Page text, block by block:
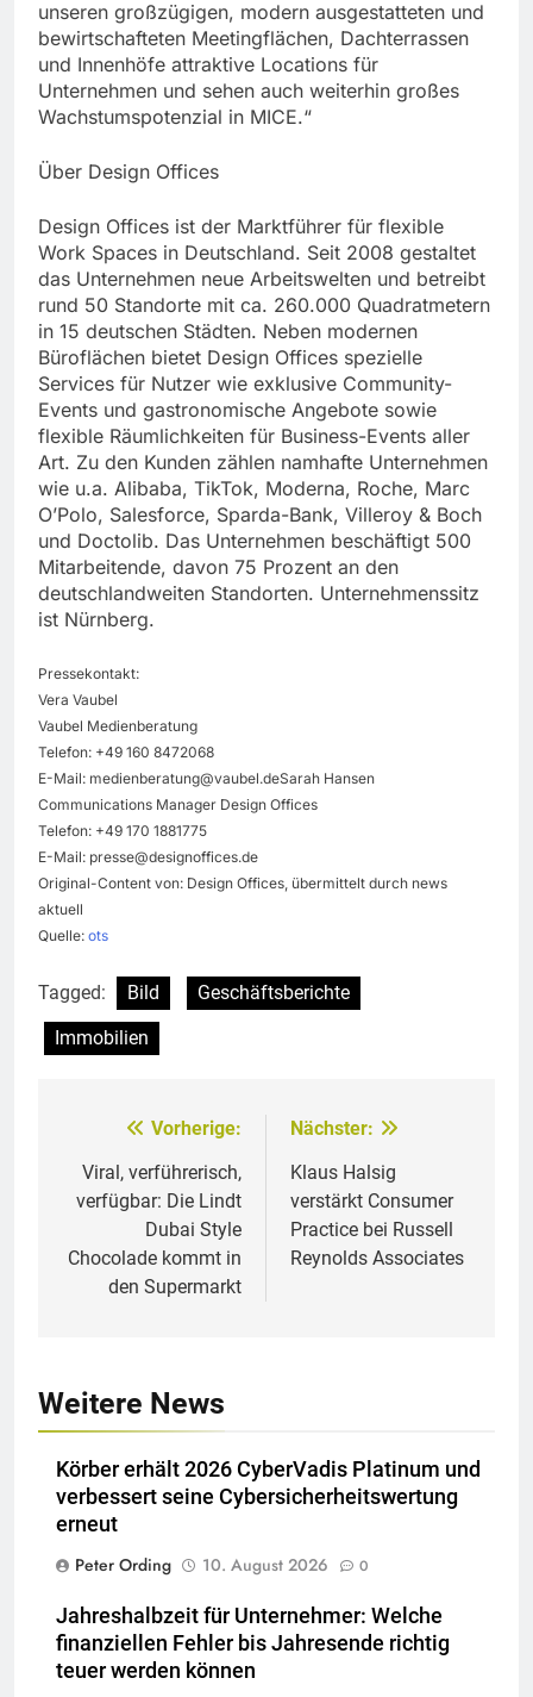
unseren großzügigen, modern ausgestatteten und
bewirtschafteten Meetingflächen, Dachterrassen
und Innenhöfe attraktive Locations für
Unternehmen und sehen auch weiterhin großes
Wachstumspotenzial in MICE.“
Über Design Offices
Design Offices ist der Marktführer für flexible
Work Spaces in Deutschland. Seit 2008 gestaltet
das Unternehmen neue Arbeitswelten und betreibt
rund 50 Standorte mit ca. 260.000 Quadratmetern
in 15 deutschen Städten. Neben modernen
Büroflächen bietet Design Offices spezielle
Services für Nutzer wie exklusive Community-
Events und gastronomische Angebote sowie
flexible Räumlichkeiten für Business-Events aller
Art. Zu den Kunden zählen namhafte Unternehmen
wie u.a. Alibaba, TikTok, Moderna, Roche, Marc
O’Polo, Salesforce, Sparda-Bank, Villeroy & Boch
und Doctolib. Das Unternehmen beschäftigt 500
Mitarbeitende, davon 75 Prozent an den
deutschlandweiten Standorten. Unternehmenssitz
ist Nürnberg.
Pressekontakt:
Vera Vaubel
Vaubel Medienberatung
Telefon: +49 160 8472068
E-Mail: medienberatung@vaubel.deSarah Hansen
Communications Manager Design Offices
Telefon: +49 170 1881775
E-Mail: presse@designoffices.de
Original-Content von: Design Offices, übermittelt durch news
aktuell
Quelle: ots
Tagged: Bild
Geschäftsberichte
Immobilien
Beitragsnavigation
Vorherige:
Viral, verführerisch,
verfügbar: Die Lindt
Dubai Style
Chocolade kommt in
den Supermarkt
Nächster:
Klaus Halsig
verstärkt Consumer
Practice bei Russell
Reynolds Associates
Weitere News
Körber erhält 2026 CyberVadis Platinum und
verbessert seine Cybersicherheitswertung
erneut
Peter Ording
10. August 2026 0
Jahreshalbzeit für Unternehmer: Welche
finanziellen Fehler bis Jahresende richtig
teuer werden können